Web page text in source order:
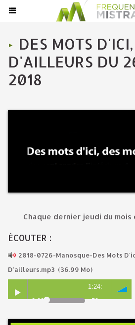
DES MOTS
D'AILLEURS DU
2018
Chaque dernier jeudi du mois
ÉCOUTER :
2018-0726-Manosque-Des Mots
D'ailleurs.mp3 (36.99 Mo)
0:00
1:24:
59